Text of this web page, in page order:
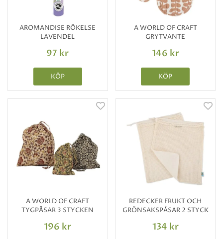
AROMANDISE RÖKELSE
LAVENDEL
97 kr
KÖP
A WORLD OF CRAFT
GRYTVANTE
146 kr
KÖP
A WORLD OF CRAFT
TYGPÅSAR 3 STYCKEN
196 kr
REDECKER FRUKT OCH
GRÖNSAKSPÅSAR 2 STYCK
134 kr